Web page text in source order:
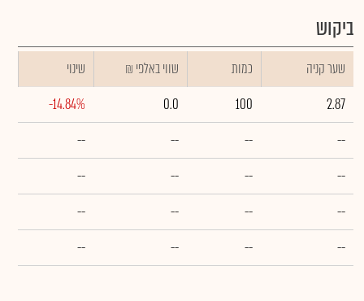
ביקוש
שער קניה כמות ₪ שווי באלפי
שינוי
2.87
100
0.0
-14.84%
--
--
--
--
--
--
--
--
--
--
--
--
--
--
--
--